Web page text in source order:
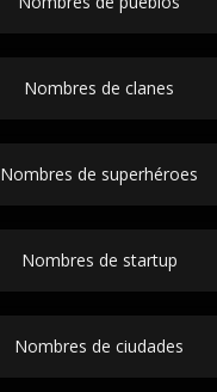
Nombres de clanes
Nombres de superhéroes
Nombres de startup
Nombres de ciudades